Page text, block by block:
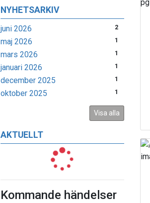
NYHETSARKIV
juni 2026 2
maj 2026 1
mars 2026 1
januari 2026 1
december 2025 1
oktober 2025 1
Visa alla
AKTUELLT
Kommande händelser